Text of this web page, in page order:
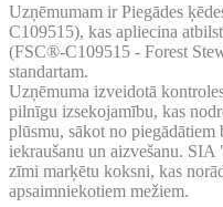
Uzņēmumam ir Piegādes
C109515), kas apliecina
(FSC®-C109515 - Forest
standartam.
Uzņēmuma izveidotā
pilnīgu izsekojamību, kas
plūsmu, sākot no
iekraušanu un aizvešanu.
zīmi marķētu koksni, kas
apsaimniekotiem mežiem.